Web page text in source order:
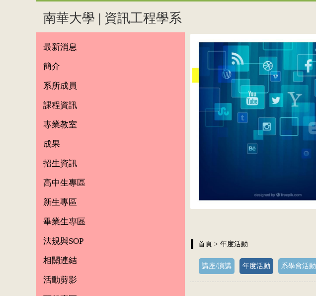
南華大學 | 資訊工程學系
最新消息
簡介
系所成員
課程資訊
專業教室
成果
招生資訊
高中生專區
新生專區
畢業生專區
法規與SOP
相關連結
活動剪影
首頁 > 年度活動
講座/演講 年度活動 系學會活動